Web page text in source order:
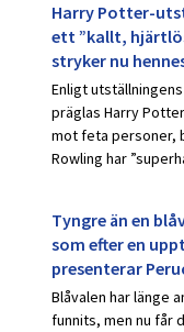
Harry Potter-
ett ”kallt,
stryker nu
Enligt
präglas Harry
mot feta personer,
Rowling har
Tyngre än en
som efter en
presenterar
Blåvalen har länge
funnits, men nu får